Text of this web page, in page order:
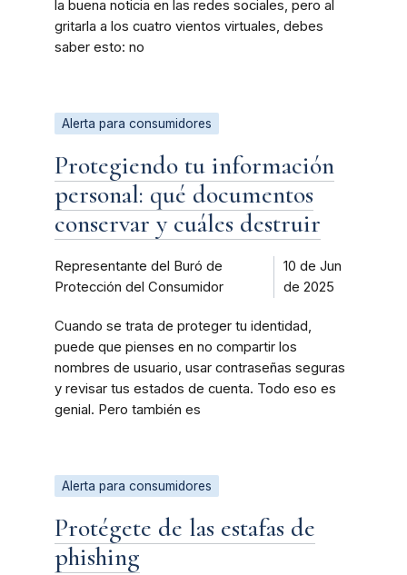
la buena noticia en las redes sociales, pero al
gritarla a los cuatro vientos virtuales, debes
saber esto: no
Alerta para consumidores
Protegiendo tu información
personal: qué documentos
conservar y cuáles destruir
Representante del Buró de
Protección del Consumidor
10 de Jun
de 2025
Cuando se trata de proteger tu identidad,
puede que pienses en no compartir los
nombres de usuario, usar contraseñas seguras
y revisar tus estados de cuenta. Todo eso es
genial. Pero también es
Alerta para consumidores
Protégete de las estafas de
phishing